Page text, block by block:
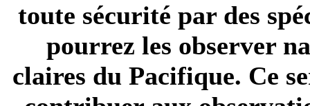
toute sécurité par des
pourrez les observer
claires du Pacifique. Ce